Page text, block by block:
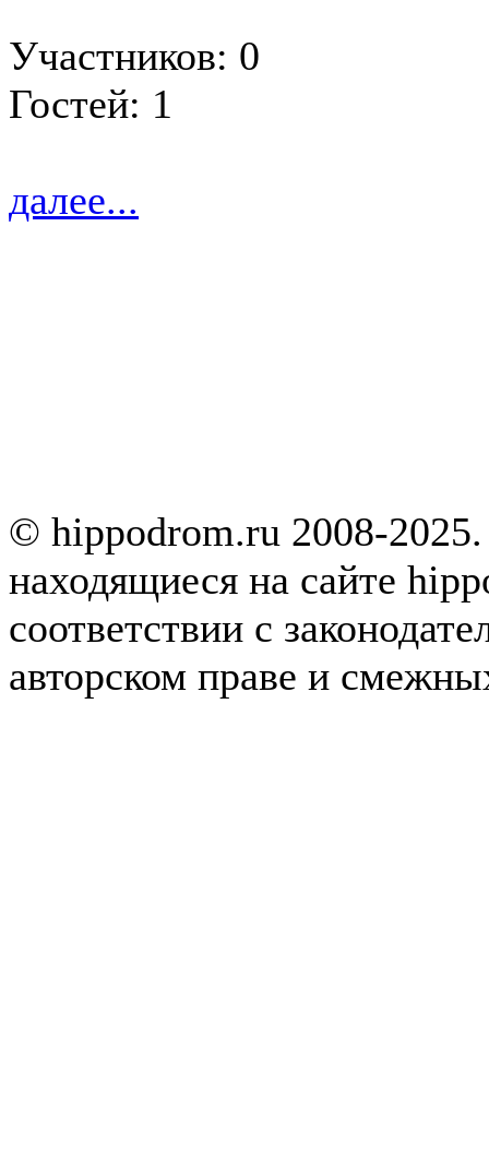
Участников: 0
Гостей: 1
далее...
© hippodrom.ru 2008-
находящиеся на сайте
соответствии с
авторском праве и